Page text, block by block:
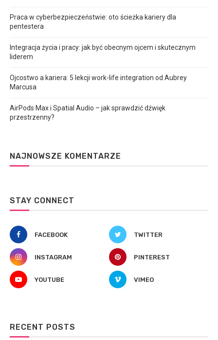
Praca w cyberbezpieczeństwie: oto ścieżka kariery dla
pentestera
Integracja życia i pracy: jak być obecnym ojcem i skutecznym
liderem
Ojcostwo a kariera: 5 lekcji work-life integration od Aubrey
Marcusa
AirPods Max i Spatial Audio – jak sprawdzić dźwięk
przestrzenny?
NAJNOWSZE KOMENTARZE
STAY CONNECT
FACEBOOK TWITTER
INSTAGRAM PINTEREST
YOUTUBE VIMEO
RECENT POSTS